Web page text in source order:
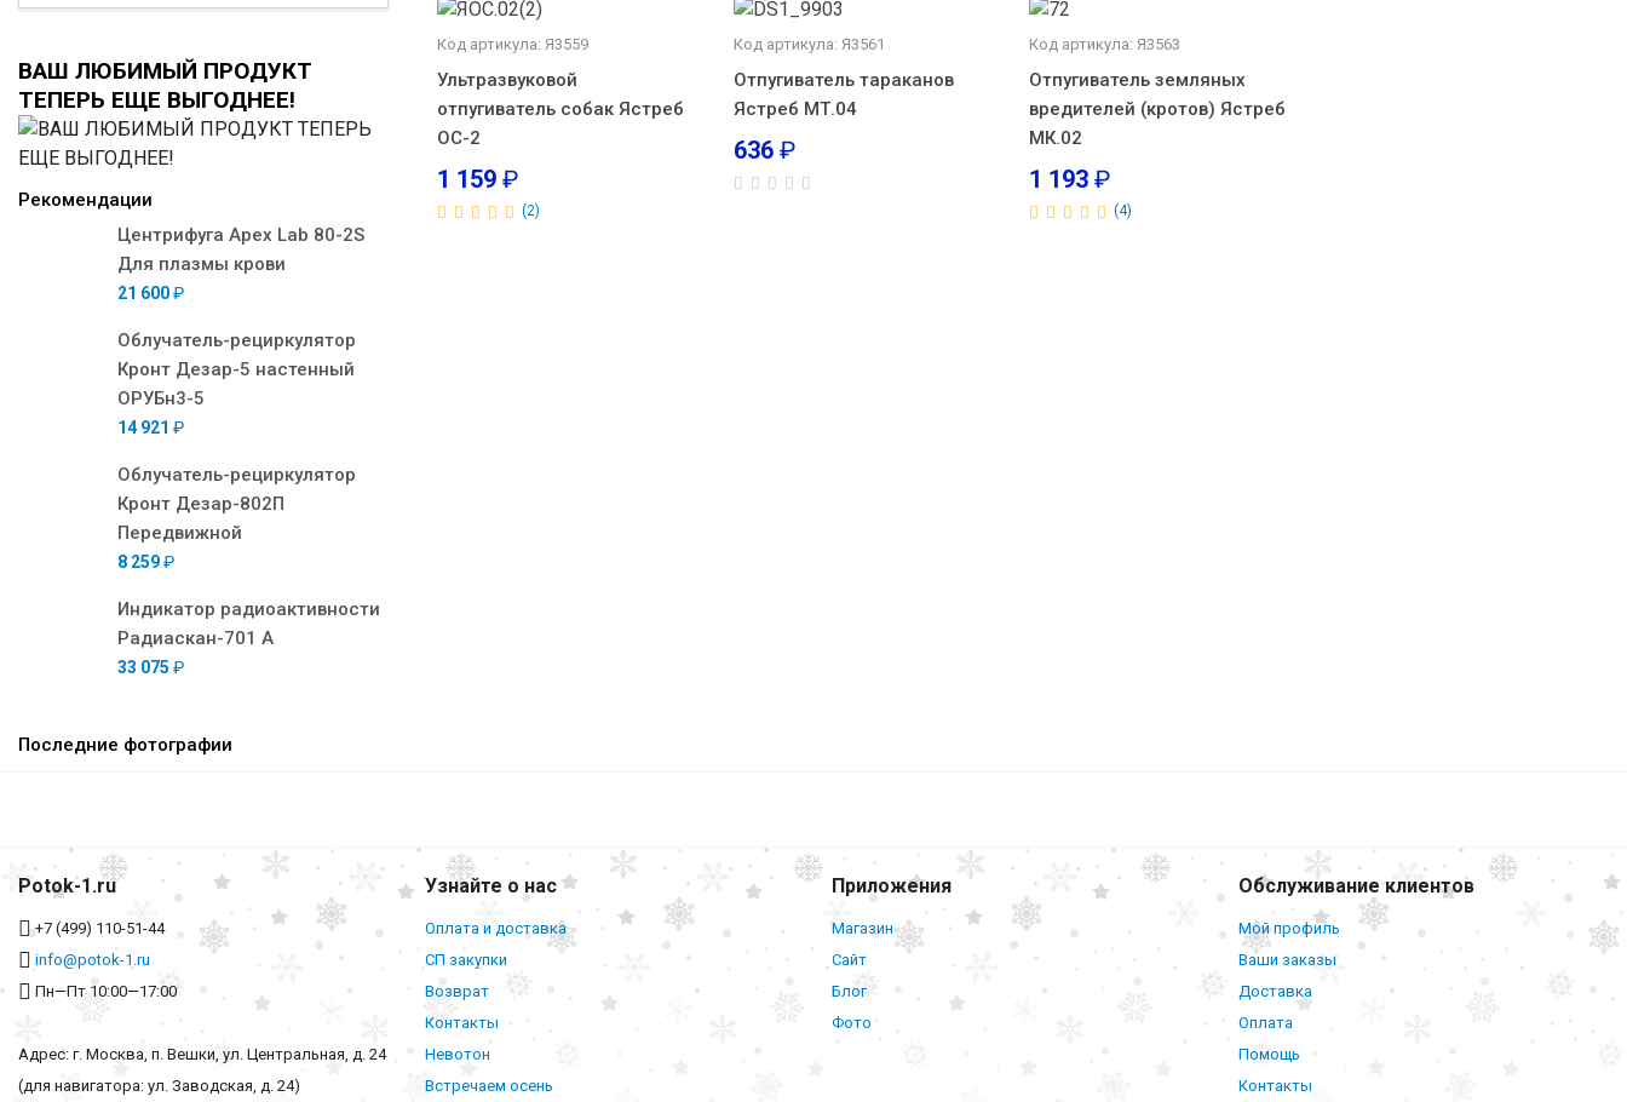
ВАШ ЛЮБИМЫЙ ПРОДУКТ
ТЕПЕРЬ ЕЩЕ ВЫГОДНЕЕ!
Рекомендации
Центрифуга Apex Lab 80-2S
Для плазмы крови
21 600₽
Облучатель-рециркулятор
Кронт Дезар-5 настенный
ОРУБн3-5
14 921 ₽
Облучатель-рециркулятор
Кронт Дезар-802П
Передвижной
8 259₽
Индикатор радиоактивности
Радиаскан-701 А
33 075 ₽
Последние фотографии
Код артикула: Я3559
Ультразвуковой
отпугиватель собак Ястреб
ОС-2
1 159 ₽
(2)
Код артикула: Я3561
Отпугиватель тараканов
Ястреб МТ.04
636 ₽
Код артикула: Я3563
Отпугиватель земляных
вредителей (кротов) Ястреб
МК.02
1 193 ₽
(4)
Potok-1.ru
+7 (499) 110-51-44
info@potok-1.ru
Пн—Пт 10:00—17:00
Адрес: г. Москва, п. Вешки, ул. Центральная, д. 24
(для навигатора: ул. Заводская, д. 24)
Узнайте о нас
Оплата и доставка
СП закупки
Возврат
Контакты
Невотон
Встречаем осень
Приложения
Магазин
Сайт
Блог
Фото
Обслуживание клиентов
Мой профиль
Ваши заказы
Доставка
Оплата
Помощь
Контакты